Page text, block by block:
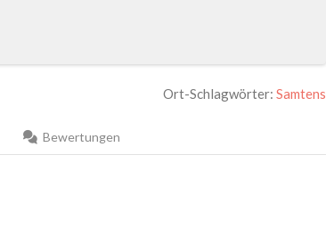
Ort-Schlagwörter:Samtens
Bewertungen